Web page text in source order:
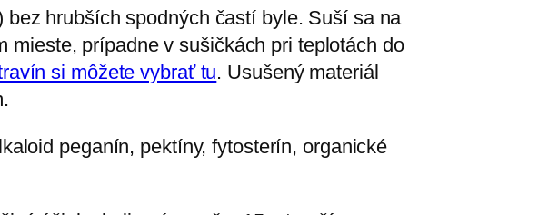
hrubších spodných častí byle. Suší sa na
mieste, prípadne v sušičkách pri teplotách do
si môžete vybrať tu. Usušený materiál
peganín, pektíny, fytosterín, organické